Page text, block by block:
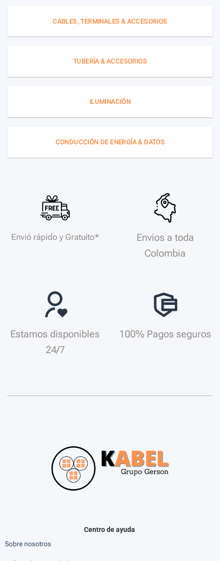
CABLES, TERMINALES & ACCESORIOS
TUBERÍA & ACCESORIOS
ILUMINACIÓN
CONDUCCIÓN DE ENERGÍA & DATOS
Envió rápido y Gratuito*
Envios a toda
Colombia
Estamos disponibles
24/7
100% Pagos seguros
Centro de ayuda
Sobre nosotros